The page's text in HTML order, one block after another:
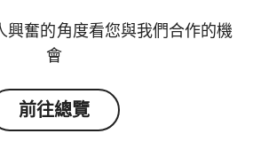
興奮的角度看您與我們合作的機
會
前往總覽